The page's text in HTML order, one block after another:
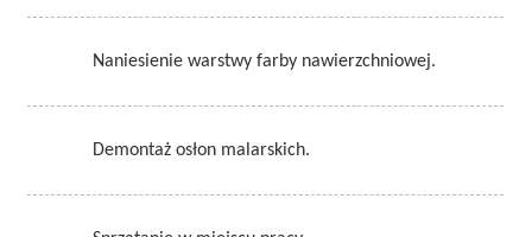
Naniesienie warstwy farby nawierzchniowej.
Demontaż osłon malarskich.